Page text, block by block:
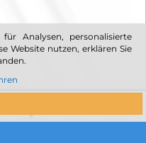
Analysen, personalisierte
Website nutzen, erklären Sie